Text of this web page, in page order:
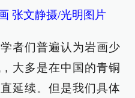
张文静摄/光明图片
者们普遍认为岩画少
大多是在中国的青铜
延续。但是我们具体